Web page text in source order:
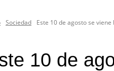
Sociedad Este 10 de agosto se
10 de